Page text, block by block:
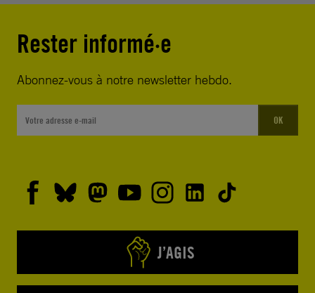
Rester informé·e
Abonnez-vous à notre newsletter hebdo.
OK
J’AGIS